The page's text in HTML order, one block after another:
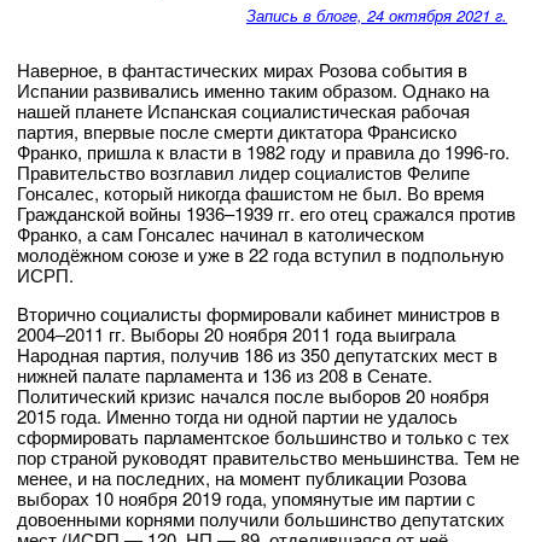
Запись в блоге, 24 октября 2021 г.
Наверное, в фантастических мирах Розова события в
Испании развивались именно таким образом. Однако на
нашей планете Испанская социалистическая рабочая
партия, впервые после смерти диктатора Франсиско
Франко, пришла к власти в 1982 году и правила до 1996-го.
Правительство возглавил лидер социалистов Фелипе
Гонсалес, который никогда фашистом не был. Во время
Гражданской войны 1936–1939 гг. его отец сражался против
Франко, а сам Гонсалес начинал в католическом
молодёжном союзе и уже в 22 года вступил в подпольную
ИСРП.
Вторично социалисты формировали кабинет министров в
2004–2011 гг. Выборы 20 ноября 2011 года выиграла
Народная партия, получив 186 из 350 депутатских мест в
нижней палате парламента и 136 из 208 в Сенате.
Политический кризис начался после выборов 20 ноября
2015 года. Именно тогда ни одной партии не удалось
сформировать парламентское большинство и только с тех
пор страной руководят правительство меньшинства. Тем не
менее, и на последних, на момент публикации Розова
выборах 10 ноября 2019 года, упомянутые им партии с
довоенными корнями получили большинство депутатских